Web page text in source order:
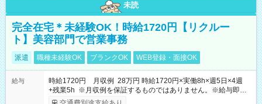
未読
完全在宅＊未経験OK！時給1720円【リクルー
ト】美容部門で営業事務
派遣 職種未経験OK ブランクOK WEB登録・面接OK
給与
時給1720円 月収例 28万円 時給1720円×実働8h×週5日×4週
+残業5h ※月収例を保証するものではありません。※給与即受
取りサービス利用可（利用条件有）